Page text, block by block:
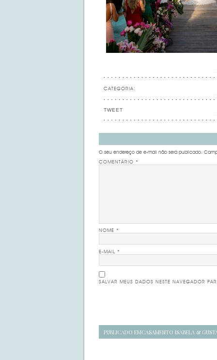
CATEGORIA:
TWEET
O seu endereço de e-mail não será publicado.
COMENTÁRIO *
NOME *
E-MAIL *
SALVAR MEUS DADOS NESTE NAVEGADOR
Navegação
PUBLICADO EMCASAMENTO ISABELA &